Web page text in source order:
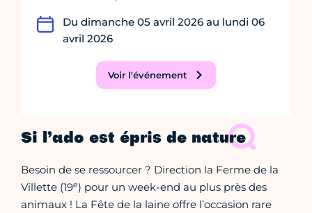
Du dimanche 05 avril 2026 au lundi 06
avril 2026
Voir l'événement
Si l’ado est épris de nature
Besoin de se ressourcer ? Direction la Ferme de la
Villette (19e) pour un week-end au plus près des
animaux ! La Fête de la laine offre l’occasion rare